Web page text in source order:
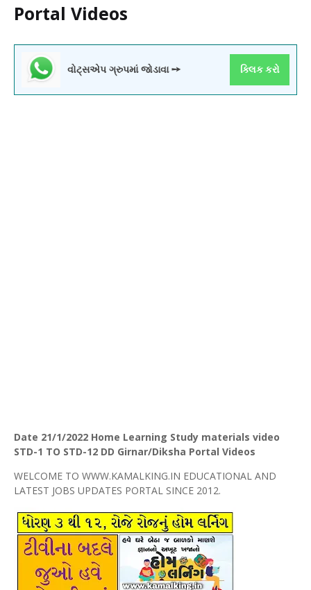
Portal Videos
વોટ્સએપ ગ્રુપમાં જોડાવા ➙ ક્લિક કરો
Date 21/1/2022 Home Learning Study materials video
STD-1 TO STD-12 DD Girnar/Diksha Portal Videos
WELCOME TO WWW.KAMALKING.IN EDUCATIONAL AND
LATEST JOBS UPDATES PORTAL SINCE 2012.